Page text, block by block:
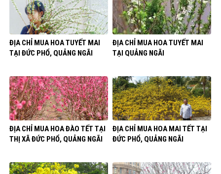
ĐỊA CHỈ MUA HOA TUYẾT MAI
TẠI ĐỨC PHỔ, QUẢNG NGÃI
ĐỊA CHỈ MUA HOA TUYẾT MAI
TẠI QUẢNG NGÃI
ĐỊA CHỈ MUA HOA ĐÀO TẾT TẠI
THỊ XÃ ĐỨC PHỔ, QUẢNG NGÃI
ĐỊA CHỈ MUA HOA MAI TẾT TẠI
ĐỨC PHỔ, QUẢNG NGÃI